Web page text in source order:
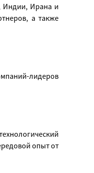
Индии, Ирана и
а также
лидеров
опыт от